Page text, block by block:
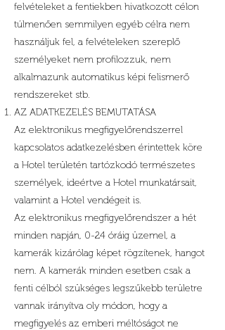
felvételeket a fentiekben hivatkozott célon
túlmenően semmilyen egyéb célra nem
használjuk fel, a felvételeken szereplő
személyeket nem profilozzuk, nem
alkalmazunk automatikus képi felismerő
rendszereket stb.
AZ ADATKEZELÉS BEMUTATÁSA
Az elektronikus megfigyelőrendszerrel
kapcsolatos adatkezelésben érintettek köre
a Hotel területén tartózkodó természetes
személyek, ideértve a Hotel munkatársait,
valamint a Hotel vendégeit is.
Az elektronikus megfigyelőrendszer a hét
minden napján, 0-24 óráig üzemel, a
kamerák kizárólag képet rögzítenek, hangot
nem. A kamerák minden esetben csak a
fenti célból szükséges legszűkebb területre
vannak irányítva oly módon, hogy a
megfigyelés az emberi méltóságot ne